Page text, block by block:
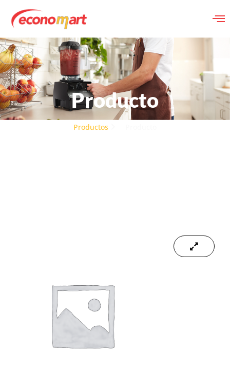
Producto
Productos